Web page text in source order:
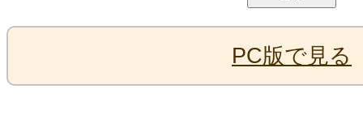
PC版で見る